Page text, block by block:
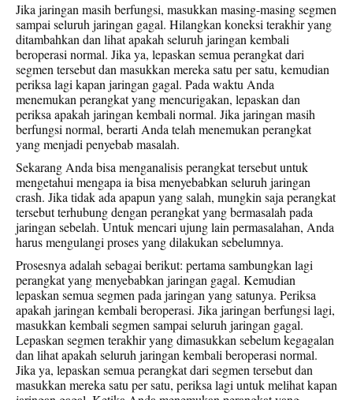
Jika jaringan masih berfungsi, masukkan masing-masing segmen
sampai seluruh jaringan gagal. Hilangkan koneksi terakhir yang
ditambahkan dan lihat apakah seluruh jaringan kembali
beroperasi normal. Jika ya, lepaskan semua perangkat dari
segmen tersebut dan masukkan mereka satu per satu, kemudian
periksa lagi kapan jaringan gagal. Pada waktu Anda
menemukan perangkat yang mencurigakan, lepaskan dan
periksa apakah jaringan kembali normal. Jika jaringan masih
berfungsi normal, berarti Anda telah menemukan perangkat
yang menjadi penyebab masalah.
Sekarang Anda bisa menganalisis perangkat tersebut untuk
mengetahui mengapa ia bisa menyebabkan seluruh jaringan
crash. Jika tidak ada apapun yang salah, mungkin saja perangkat
tersebut terhubung dengan perangkat yang bermasalah pada
jaringan sebelah. Untuk mencari ujung lain permasalahan, Anda
harus mengulangi proses yang dilakukan sebelumnya.
Prosesnya adalah sebagai berikut: pertama sambungkan lagi
perangkat yang menyebabkan jaringan gagal. Kemudian
lepaskan semua segmen pada jaringan yang satunya. Periksa
apakah jaringan kembali beroperasi. Jika jaringan berfungsi lagi,
masukkan kembali segmen sampai seluruh jaringan gagal.
Lepaskan segmen terakhir yang dimasukkan sebelum kegagalan
dan lihat apakah seluruh jaringan kembali beroperasi normal.
Jika ya, lepaskan semua perangkat dari segmen tersebut dan
masukkan mereka satu per satu, periksa lagi untuk melihat kapan